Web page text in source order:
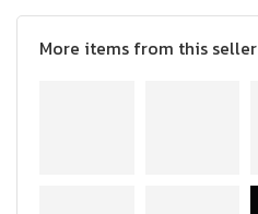
More items from this seller